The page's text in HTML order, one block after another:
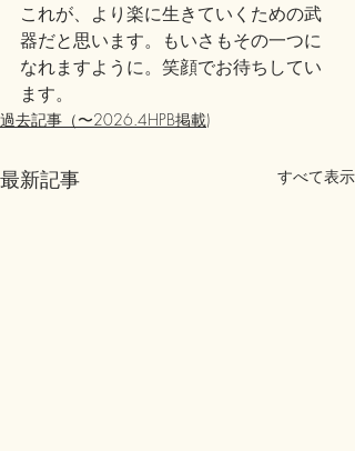
これが、より楽に生きていくための武
器だと思います。もいさもその一つに
なれますように。笑顔でお待ちしてい
ます。
過去記事（〜2026.4HPB掲載)
最新記事 すべて表示